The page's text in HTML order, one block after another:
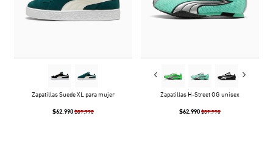
Zapatillas Suede XL para mujer
$62.990 $89.990
Zapatillas H-Street OG unisex
$62.990 $89.990